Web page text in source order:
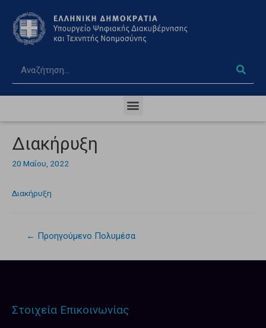
Διακήρυξη
20 Μαΐου, 2022
Διακήρυξη
← Προηγούμενο Πολυμέσα
Στοιχεία Επικοινωνίας